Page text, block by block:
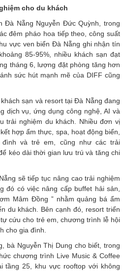
cho du khách
Đà Nẵng Nguyễn Đức Quỳnh, trong
đêm pháo hoa tiếp theo, công suất
vực ven biển Đà Nẵng ghi nhận tín
85-95%, nhiều khách sạn đạt
tháng 6, lượng đặt phòng tăng hơn
sức hút mạnh mẽ của DIFF cũng
sạn và resort tại Đà Nẵng đang
dịch vụ, ứng dụng công nghệ, AI và
trải nghiệm du khách. Nhiều đơn vị
hợp ẩm thực, spa, hoạt động biển,
và trẻ em, cũng như các trải
kéo dài thời gian lưu trú và tăng chi
sẽ tiếp tục nâng cao trải nghiệm
đó có việc nâng cấp buffet hải sản,
Mâm Đồng ” nhằm quảng bá ẩm
du khách. Bên cạnh đó, resort triển
cứu cho trẻ em, chương trình lễ hội
cho gia đình.
bà Nguyễn Thị Dung cho biết, trong
chương trình Live Music & Coffee
tầng 25, khu vực rooftop với không